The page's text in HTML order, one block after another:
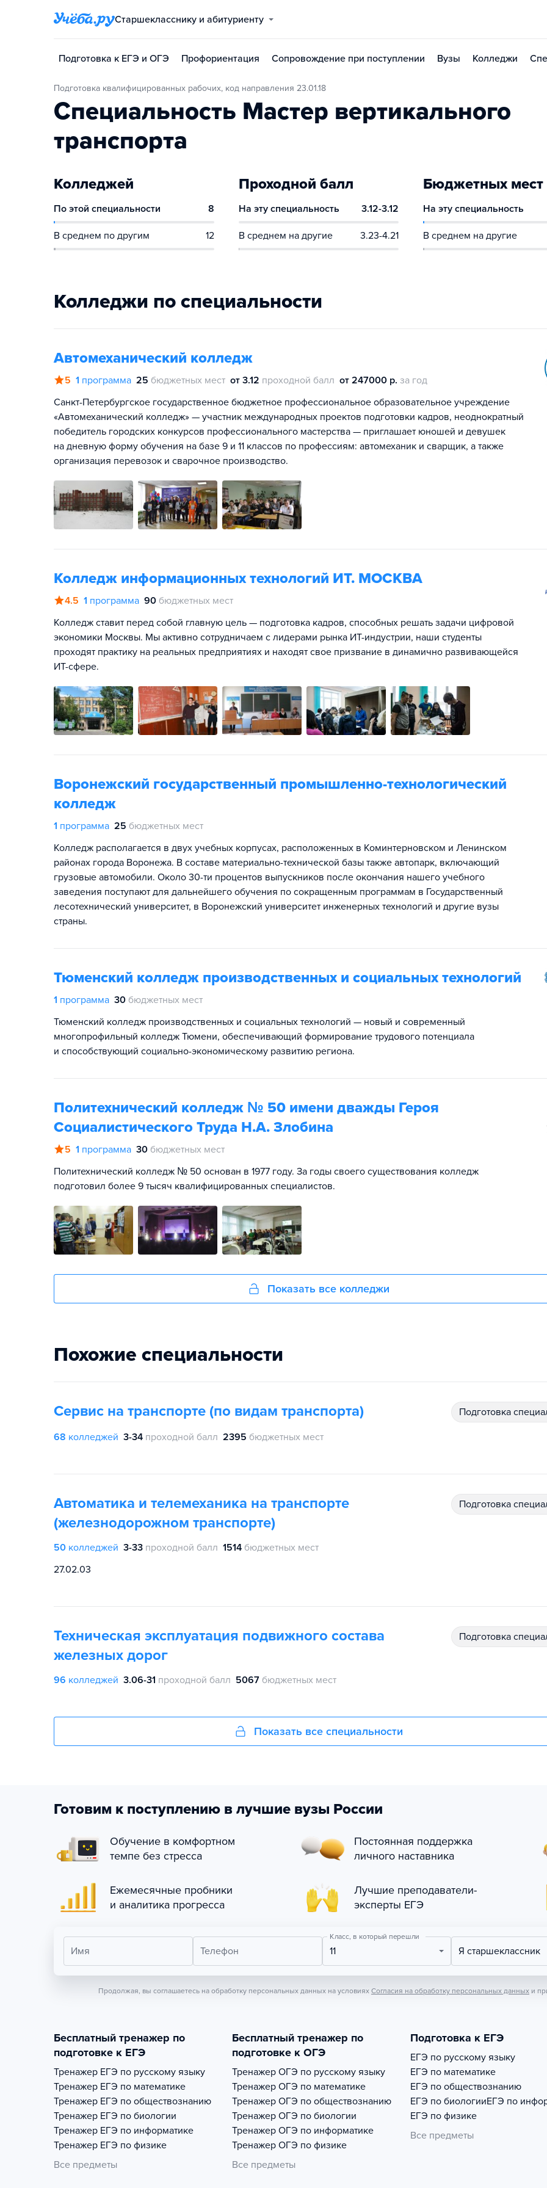
Старшекласснику и абитуриенту
Подготовка к ЕГЭ и ОГЭ Профориентация Сопровождение при поступлении Вузы Колледжи
Подготовка квалифицированных рабочих, код направления 23.01.18
Специальность Мастер вертикального
транспорта
Колледжей
По этой специальности 8
В среднем по другим 12
Проходной балл
На эту специальность 3.12-3.12
В среднем на другие 3.23-4.21
Бюджетных мест
На эту специальность
В среднем на другие
Колледжи по специальности
Автомеханический колледж
5 1 программа 25 бюджетных мест от 3.12 проходной балл от 247000 р. за год
Санкт-Петербургское государственное бюджетное профессиональное образовательное учреждение
«Автомеханический колледж» — участник международных проектов подготовки кадров, неоднократный
победитель городских конкурсов профессионального мастерства — приглашает юношей и девушек
на дневную форму обучения на базе 9 и 11 классов по профессиям: автомеханик и сварщик, а также
организация перевозок и сварочное производство.
Колледж информационных технологий ИТ. МОСКВА
4.5 1 программа 90 бюджетных мест
Колледж ставит перед собой главную цель — подготовка кадров, способных решать задачи цифровой
экономики Москвы. Мы активно сотрудничаем с лидерами рынка ИТ-индустрии, наши студенты
проходят практику на реальных предприятиях и находят свое призвание в динамично развивающейся
ИТ-сфере.
Воронежский государственный промышленно-технологический
колледж
1 программа 25 бюджетных мест
Колледж располагается в двух учебных корпусах, расположенных в Коминтерновском и Ленинском
районах города Воронежа. В составе материально-технической базы также автопарк, включающий
грузовые автомобили. Около 30-ти процентов выпускников после окончания нашего учебного
заведения поступают для дальнейшего обучения по сокращенным программам в Государственный
лесотехнический университет, в Воронежский университет инженерных технологий и другие вузы
страны.
Тюменский колледж производственных и социальных технологий
1 программа 30 бюджетных мест
Тюменский колледж производственных и социальных технологий — новый и современный
многопрофильный колледж Тюмени, обеспечивающий формирование трудового потенциала
и способствующий социально-экономическому развитию региона.
Политехнический колледж № 50 имени дважды Героя
Социалистического Труда Н.А. Злобина
5 1 программа 30 бюджетных мест
Политехнический колледж № 50 основан в 1977 году. За годы своего существования колледж
подготовил более 9 тысяч квалифицированных специалистов.
Показать все колледжи
Похожие специальности
Сервис на транспорте (по видам транспорта) подготовка
68 колледжей 3-34 проходной балл 2395 бюджетных мест
Автоматика и телемеханика на транспорте
(железнодорожном транспорте)
подготовка
50 колледжей 3-33 проходной балл 1514 бюджетных мест
27.02.03
Техническая эксплуатация подвижного состава
железных дорог
подготовка
96 колледжей 3.06-31 проходной балл 5067 бюджетных мест
Показать все специальности
Готовим к поступлению в лучшие вузы России
Обучение в комфортном
темпе без стресса
Постоянная поддержка
личного наставника
Ежемесячные пробники
и аналитика прогресса
Лучшие преподаватели-
эксперты ЕГЭ
Имя Телефон
Класс, в который перешли
11 Я старшеклассник
Продолжая, вы соглашаетесь на обработку персональных данных на условиях Согласия на обработку персональных данных и
Бесплатный тренажер по
подготовке к ЕГЭ
Тренажер ЕГЭ по русскому языку
Тренажер ЕГЭ по математике
Тренажер ЕГЭ по обществознанию
Тренажер ЕГЭ по биологии
Тренажер ЕГЭ по информатике
Тренажер ЕГЭ по физике
Все предметы
Бесплатный тренажер по
подготовке к ОГЭ
Тренажер ОГЭ по русскому языку
Тренажер ОГЭ по математике
Тренажер ОГЭ по обществознанию
Тренажер ОГЭ по биологии
Тренажер ОГЭ по информатике
Тренажер ОГЭ по физике
Все предметы
Подготовка к ЕГЭ
ЕГЭ по русскому языку
ЕГЭ по математике
ЕГЭ по обществознанию
ЕГЭ по биологииЕГЭ по
ЕГЭ по физике
Все предметы